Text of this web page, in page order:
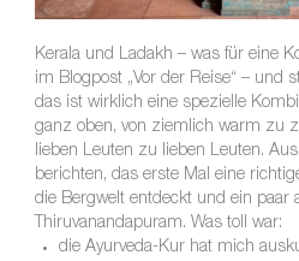
Kerala und Ladakh – was für eine
im Blogpost „Vor der Reise“ – und
das ist wirklich eine spezielle
ganz oben, von ziemlich warm zu
lieben Leuten zu lieben Leuten.
berichten, das erste Mal eine
die Bergwelt entdeckt und ein paar
Thiruvanandapuram. Was toll war:
die Ayurveda-Kur hat mich